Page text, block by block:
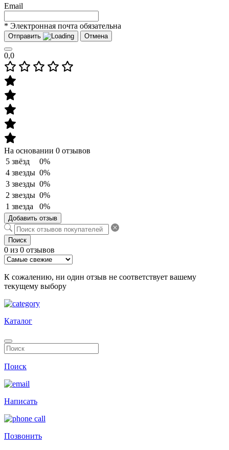
Email
* Электронная почта обязательна
Отправить Отмена
0,0
На основании 0 отзывов
5 звёзд
0%
4 звезды 0%
3 звезды 0%
2 звезды 0%
1 звезда
0%
Добавить отзыв
Поиск
0 из 0 отзывов
К сожалению, ни один отзыв не соответствует вашему
текущему выбору
Каталог
Поиск
Написать
Позвонить